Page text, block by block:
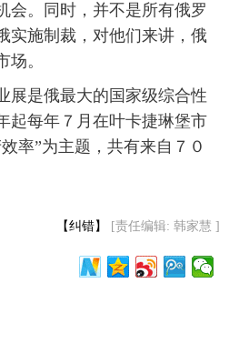
新华电视英文 返回PC
会。同时，并不是所有俄罗
实施制裁，对他们来讲，俄
。
是俄最大的国家级综合性
起每年７月在叶卡捷琳堡市
率”为主题，共有来自７０
【纠错】 [责任编辑: 韩家慧 ]